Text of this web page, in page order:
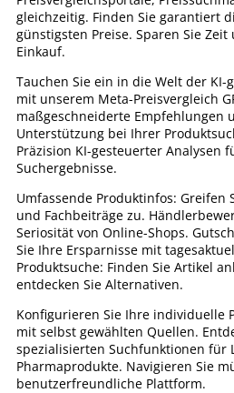
gleichzeitig. Finden Sie garantiert
günstigsten Preise. Sparen Sie
Einkauf.
Tauchen Sie ein in die Welt der
mit unserem Meta-Preisvergleich
maßgeschneiderte Empfehlungen
Unterstützung bei Ihrer
Präzision KI-gesteuerter Analysen
Suchergebnisse.
Umfassende Produktinfos: Greifen
und Fachbeiträge zu.
Seriosität von Online-Shops.
Sie Ihre Ersparnisse mit
Produktsuche: Finden Sie Artikel
entdecken Sie Alternativen.
Konfigurieren Sie Ihre individuelle
mit selbst gewählten Quellen.
spezialisierten Suchfunktionen für
Pharmaprodukte. Navigieren Sie
benutzerfreundliche Plattform.